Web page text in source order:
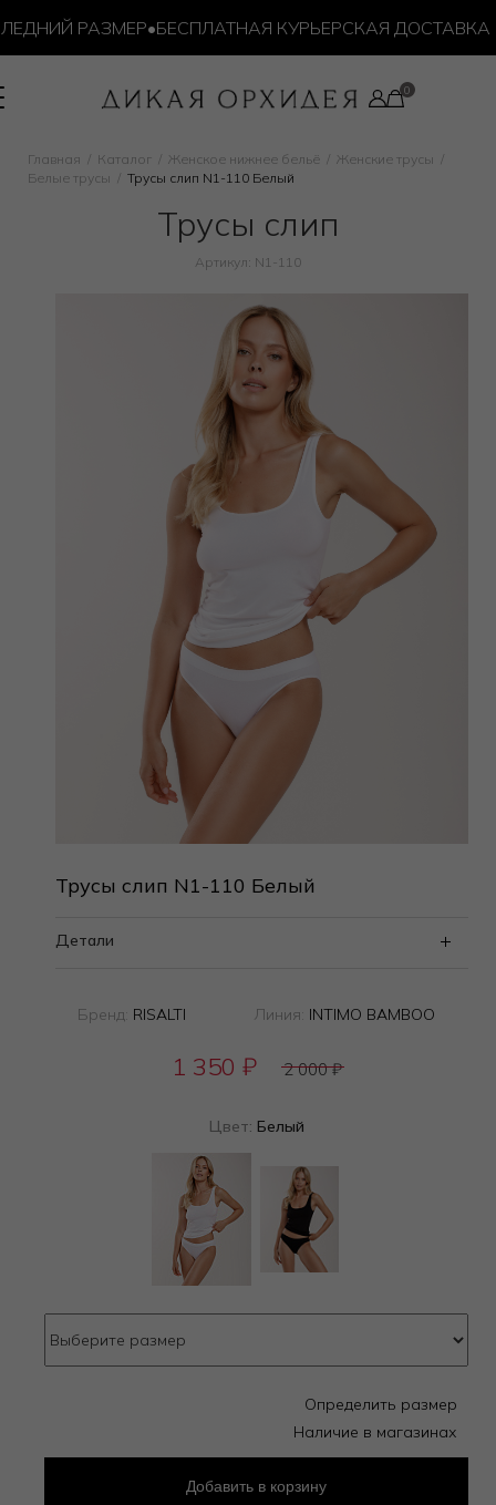
РАЗМЕР•БЕСПЛАТНАЯ КУРЬЕРСКАЯ ДОСТАВКА ОТ
Главная Каталог Женское нижнее бельё
Женские трусы
Белые трусы
Трусы слип N1-110 Белый
Трусы слип
Артикул: N1-110
Трусы слип N1-110 Белый
Детали
Бренд: RISALTI Линия: INTIMO BAMBOO
1 350 ₽ 2 000₽
Цвет: Белый
Определить размер
Наличие в магазинах
Добавить в корзину